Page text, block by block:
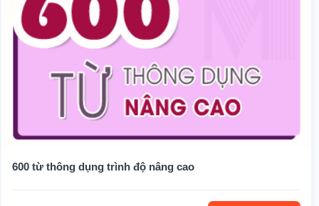
600 từ thông dụng trình độ nâng cao